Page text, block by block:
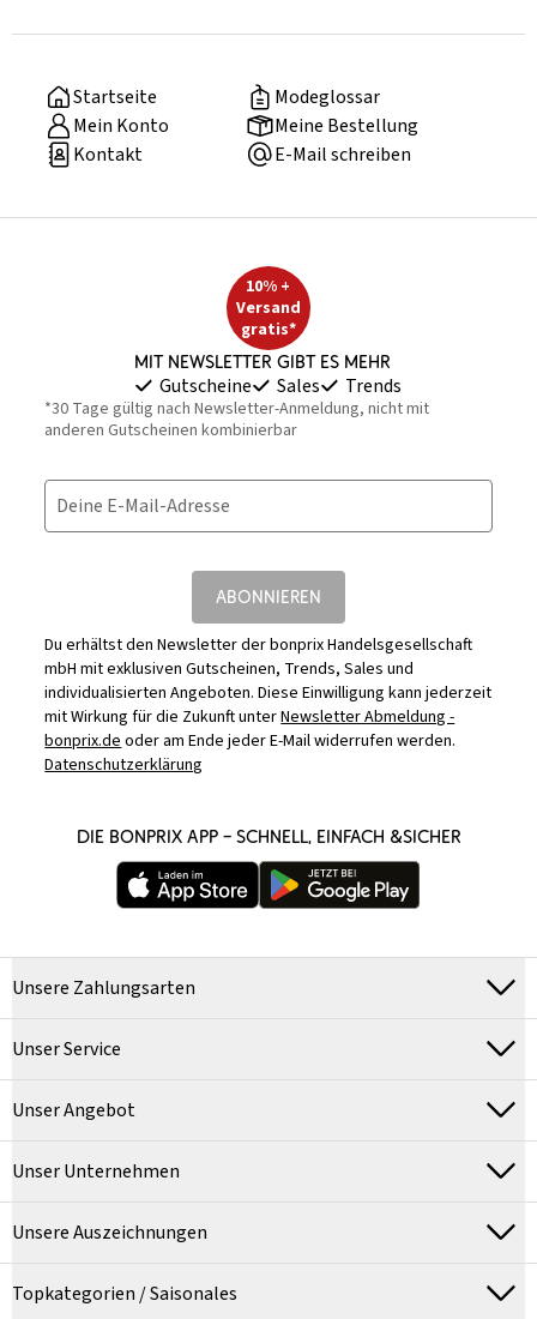
Startseite
Modeglossar
Mein Konto
Meine Bestellung
Kontakt
E-Mail schreiben
10% +
Versand
gratis*
Mit Newsletter gibt es mehr
Gutscheine Sales Trends
*30 Tage gültig nach Newsletter-Anmeldung, nicht mit
anderen Gutscheinen kombinierbar
Deine E-Mail-Adresse
ABONNIEREN
Du erhältst den Newsletter der bonprix Handelsgesellschaft
mbH mit exklusiven Gutscheinen, Trends, Sales und
individualisierten Angeboten. Diese Einwilligung kann jederzeit
mit Wirkung für die Zukunft unterNewsletter Abmeldung -
bonprix.deoder am Ende jeder E-Mail widerrufen werden.
Datenschutzerklärung
DIE BONPRIX APP – SCHNELL, EINFACH &SICHER
Unsere Zahlungsarten
Unser Service
Unser Angebot
Unser Unternehmen
Unsere Auszeichnungen
Topkategorien / Saisonales